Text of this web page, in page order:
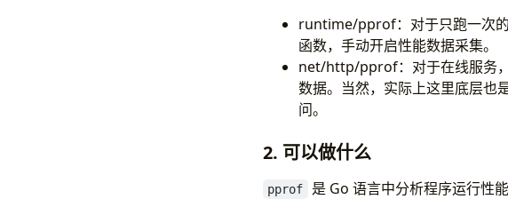
runtime/pprof：对于只跑一次
函数，手动开启性能数据采集。
net/http/pprof：对于在线服务
数据。当然，实际上这里底层
问。
2. 可以做什么
pprof 是 Go 语言中分析程序运行性